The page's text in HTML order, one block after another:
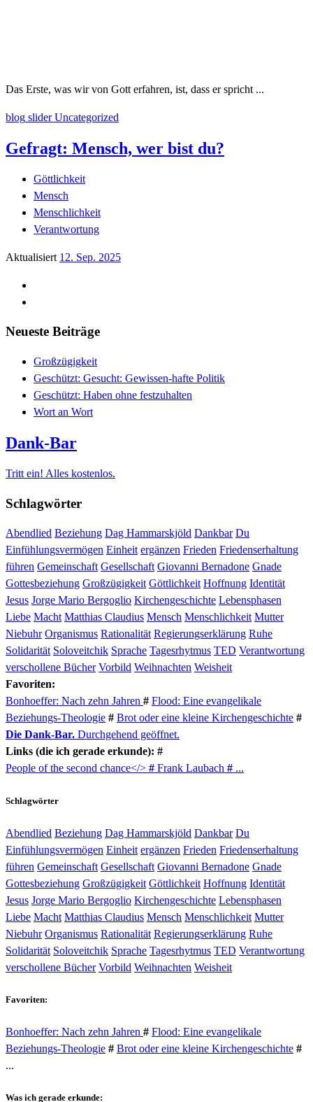
Das Erste, was wir von Gott erfahren, ist, dass er spricht ...
blog slider Uncategorized
Gefragt: Mensch, wer bist du?
Göttlichkeit
Mensch
Menschlichkeit
Verantwortung
Aktualisiert 12. Sep. 2025
Neueste Beiträge
Großzügigkeit
Geschützt: Gesucht: Gewissen-hafte Politik
Geschützt: Haben ohne festzuhalten
Wort an Wort
Dank-Bar
Tritt ein! Alles kostenlos.
Schlagwörter
Abendlied Beziehung Dag Hammarskjöld Dankbar Du
Einfühlungsvermögen Einheit ergänzen Frieden Friedenserhaltung
führen Gemeinschaft Gesellschaft Giovanni Bernadone Gnade
Gottesbeziehung Großzügigkeit Göttlichkeit Hoffnung Identität
Jesus Jorge Mario Bergoglio Kirchengeschichte Lebensphasen
Liebe Macht Matthias Claudius Mensch Menschlichkeit Mutter
Niebuhr Organismus Rationalität Regierungserklärung Ruhe
Solidarität Soloveitchik Sprache Tagesrhytmus TED Verantwortung
verschollene Bücher Vorbild Weihnachten Weisheit
Favoriten:
Bonhoeffer: Nach zehn Jahren # Flood: Eine evangelikale
Beziehungs-Theologie # Brot oder eine kleine Kirchengeschichte #
Die Dank-Bar. Durchgehend geöffnet.
Links (die ich gerade erkunde): #
People of the second chance</> # Frank Laubach # ...
Schlagwörter
Abendlied Beziehung Dag Hammarskjöld Dankbar Du
Einfühlungsvermögen Einheit ergänzen Frieden Friedenserhaltung
führen Gemeinschaft Gesellschaft Giovanni Bernadone Gnade
Gottesbeziehung Großzügigkeit Göttlichkeit Hoffnung Identität
Jesus Jorge Mario Bergoglio Kirchengeschichte Lebensphasen
Liebe Macht Matthias Claudius Mensch Menschlichkeit Mutter
Niebuhr Organismus Rationalität Regierungserklärung Ruhe
Solidarität Soloveitchik Sprache Tagesrhytmus TED Verantwortung
verschollene Bücher Vorbild Weihnachten Weisheit
Favoriten:
Bonhoeffer: Nach zehn Jahren # Flood: Eine evangelikale
Beziehungs-Theologie # Brot oder eine kleine Kirchengeschichte #
...
Was ich gerade erkunde: